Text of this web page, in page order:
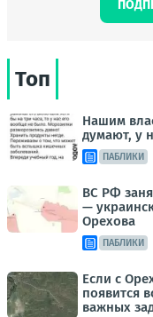
Топ
Нашим
думают, у
ПАБЛИКИ
ВС РФ
—
Орехова
ПАБЛИКИ
Если с
появится
важных